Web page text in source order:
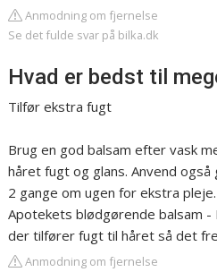
Anmodning om fjernelse
Se det fulde svar på bilka.dk
Hvad er bedst til
Tilfør ekstra fugt
Brug en god balsam efter vask
håret fugt og glans. Anvend
2 gange om ugen for ekstra
Apotekets blødgørende balsam -
der tilfører fugt til håret så det
Anmodning om fjernelse